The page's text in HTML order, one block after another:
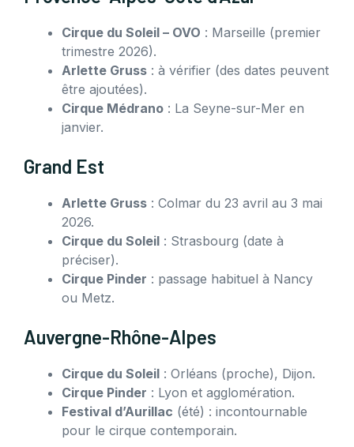
Cirque du Soleil – OVO : Marseille (premier
trimestre 2026).
Arlette Gruss : à vérifier (des dates peuvent
être ajoutées).
Cirque Médrano : La Seyne-sur-Mer en
janvier.
Grand Est
Arlette Gruss : Colmar du 23 avril au 3 mai
2026.
Cirque du Soleil : Strasbourg (date à
préciser).
Cirque Pinder : passage habituel à Nancy
ou Metz.
Auvergne-Rhône-Alpes
Cirque du Soleil : Orléans (proche), Dijon.
Cirque Pinder : Lyon et agglomération.
Festival d’Aurillac (été) : incontournable
pour le cirque contemporain.